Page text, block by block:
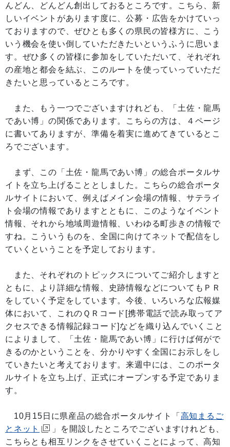
んどん、どんどん創出しておるところです。こちら、新
しいイベントがあります度に、公募・広告をかけていっ
ておりますので、ぜひとも多くの県民の皆様方に、こう
いう機会を使い倒していただきたいというふうに思いま
す。ぜひ多くの皆様に参加をしていただいて、それぞれ
の産地と都会を結ぶ、このルートを使っていっていただ
きたいと思っているところです。
また、もう一つでございますけれども、「土佐・龍馬
であい博」の関係であります。こちらの方は、４ページ
に書いてありますが、準備を着実に進めてきているとこ
ろでございます。
まず、この「土佐・龍馬であい博」の総合ポータルサ
イトを立ち上げることとしました。こちらの総合ポータ
ルサイトにおいて、例えばメイン会場の情報、サテライ
ト会場の情報でありますとともに、このようなイベント
情報、それから地域周遊情報、いわゆる町歩きの情報で
すね。こういうものを、全国に向けてネットで配信をし
ていくということを予定しております。
また、それぞれのトピックスについてご紹介しますと
ともに、より詳細な情報、史跡情報などについてもＰＲ
をしていく予定をしています。今後、いろいろな広報媒
体において、これのＱＲコード[携帯電話で読み取ってア
クセスできる情報記録コード]などを織り込んでいくこと
によりまして、「土佐・龍馬であい博」に行けば何がで
きるのかということを、分かりやすく全国にお示しをし
ていきたいと考えております。来週中には、このポータ
ルサイトを立ち上げ、正式にオープンする予定でありま
す。
10月15日に県産品の総合ポータルサイト「 高知まるご
とネット
」を開設したところでございますけれども、
こちらとも相互リンクをさせていくことによって、高知